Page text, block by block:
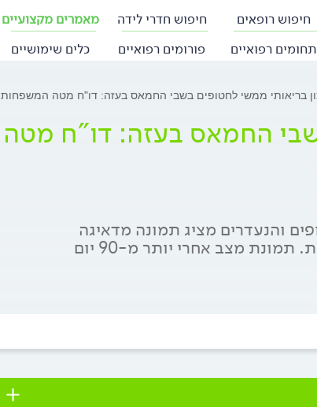
חיפוש רופאים חיפוש חדרי לידה מאמרים מקצועיים
תחומים רפואיים
פורומים רפואיים כלים שימושיים
בריאותי ממשי לחטופים בשבי החמאס בעזה: דו"ח מטה המשפחות
החמאס בעזה: דו"ח מטה
והנעדרים מציג תמונה מדאיגה
מאוד של מצבם הפיזי והנפשי, עד סכנת חיים ממשית. תמונת מצב אחרי יותר מ-90 יום